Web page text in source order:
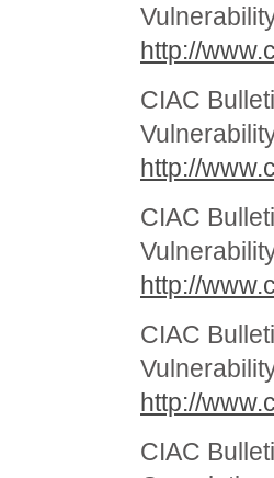
http://
CIAC
http://
CIAC
http://
CIAC
http://
CIAC